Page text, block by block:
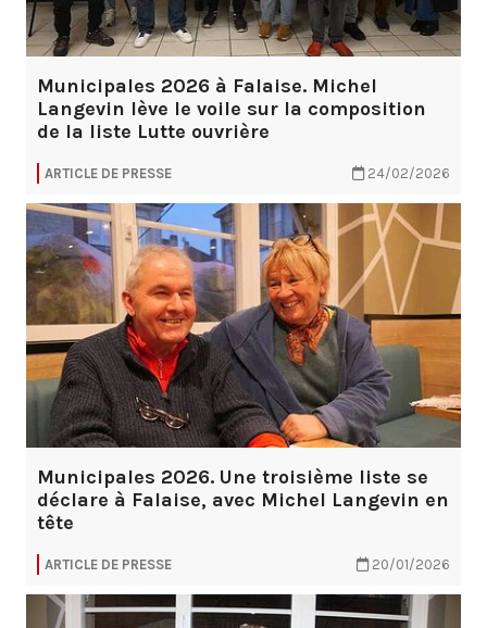
Municipales 2026 à Falaise. Michel
Langevin lève le voile sur la composition
de la liste Lutte ouvrière
ARTICLE DE PRESSE 24/02/2026
Municipales 2026. Une troisième liste se
déclare à Falaise, avec Michel Langevin en
tête
ARTICLE DE PRESSE 20/01/2026